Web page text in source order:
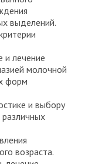
выделений.
и лечение
молочной
форм
и выбору
возраста.